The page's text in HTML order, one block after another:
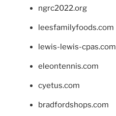
ngrc2022.org
leesfamilyfoods.com
lewis-lewis-cpas.com
eleontennis.com
cyetus.com
bradfordshops.com